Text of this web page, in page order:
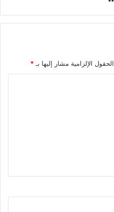
الحقول الإلزامية مشار إليها بـ *